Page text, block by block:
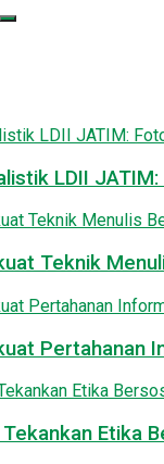
LDII
Teknik
Pertahanan
Etika